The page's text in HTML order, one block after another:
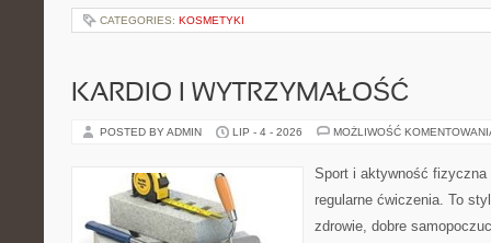
CATEGORIES: KOSMETYKI
KARDIO I WYTRZYMAŁOŚĆ
POSTED BY ADMIN LIP - 4 - 2026 MOŻLIWOŚĆ
Sport i aktywność
regularne ćwiczenia. To
zdrowie, dobre